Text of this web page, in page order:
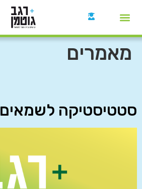
מאמרים
סטטיסטיקה לשמאים